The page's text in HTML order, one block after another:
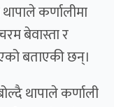
कर्णालीमा
बेवास्ता र
बताएकी छन्।
थापाले कर्णाली